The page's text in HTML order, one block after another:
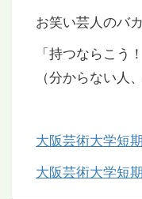
お笑い芸人のバ
「持つならこう
（分からない人
大阪芸術大学短
大阪芸術大学短